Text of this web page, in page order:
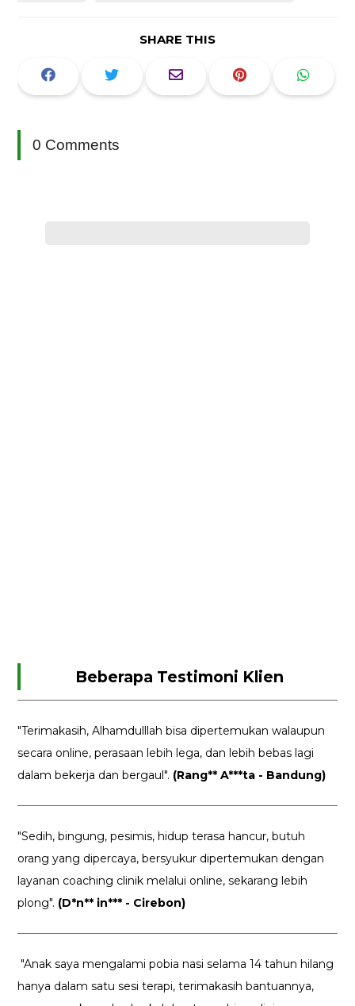
SHARE THIS
0 Comments
Beberapa Testimoni Klien
"Terimakasih, Alhamdulllah bisa dipertemukan walaupun
secara online, perasaan lebih lega, dan lebih bebas lagi
dalam bekerja dan bergaul". (Rang** A***ta - Bandung)
"Sedih, bingung, pesimis, hidup terasa hancur, butuh
orang yang dipercaya, bersyukur dipertemukan dengan
layanan coaching clinik melalui online, sekarang lebih
plong". (D*n** in*** - Cirebon)
"Anak saya mengalami pobia nasi selama 14 tahun hilang
hanya dalam satu sesi terapi, terimakasih bantuannya,